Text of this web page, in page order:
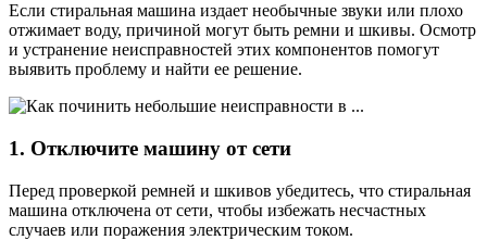
Если стиральная машина издает необычные звуки или плохо
отжимает воду, причиной могут быть ремни и шкивы. Осмотр
и устранение неисправностей этих компонентов помогут
выявить проблему и найти ее решение.
1. Отключите машину от сети
Перед проверкой ремней и шкивов убедитесь, что стиральная
машина отключена от сети, чтобы избежать несчастных
случаев или поражения электрическим током.